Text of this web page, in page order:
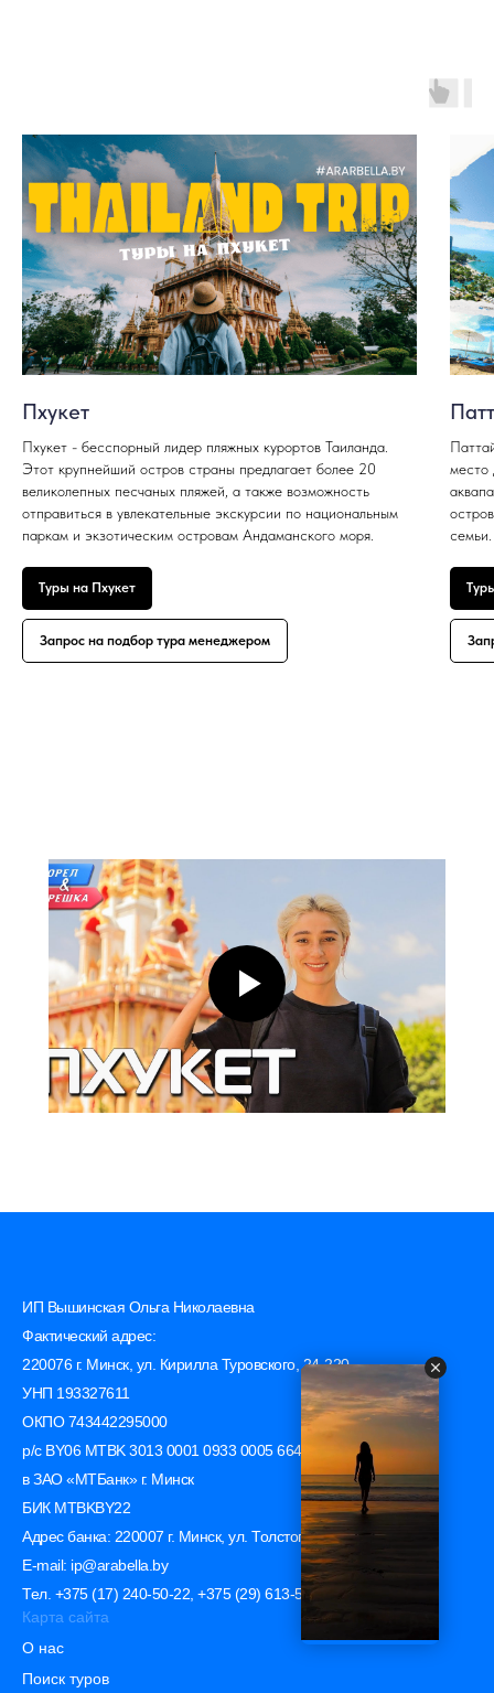
Пхукет
Пхукет - бесспорный лидер пляжных курортов Таиланда.
Этот крупнейший остров страны предлагает более 20
великолепных песчаных пляжей, а также возможность
отправиться в увлекательные экскурсии по национальным
паркам и экзотическим островам Андаманского моря.
Туры на Пхукет
Запрос на подбор тура менеджером
место
семьи.
ИП Вышинская Ольга Николаевна
Фактический адрес:
220076 г. Минск, ул. Кирилла Туровского, 24-220
УНП 193327611
ОКПО 743442295000
р/с BY06 MTBK 3013 0001 0933 0005 6646
в ЗАО «МТБанк» г. Минск
БИК MTBKBY22
Адрес банка: 220007 г. Минск, ул. Толстого, 10
E-mail: ip@arabella.by
Тел. +375 (17) 240-50-22, +375 (29) 613-50-23
Карта сайта
О нас
Поиск туров